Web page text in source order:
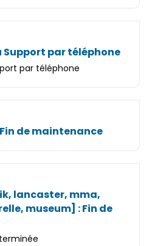
par téléphone
par téléphone
de maintenance
lancaster, mma,
museum] : Fin de